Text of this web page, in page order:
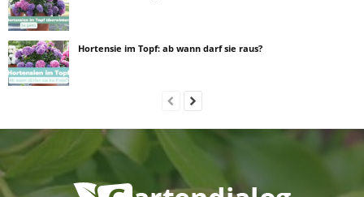
Hortensie im Topf: ab wann darf sie raus?